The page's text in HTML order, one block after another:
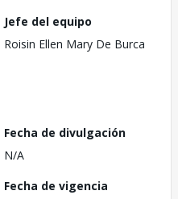
Jefe del equipo
Roisin Ellen Mary De Burca
Fecha de divulgación
N/A
Fecha de vigencia